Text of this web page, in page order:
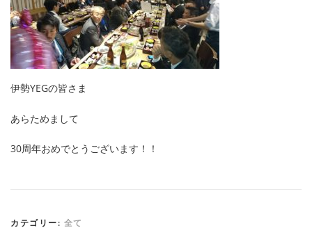
伊勢YEGの皆さま
あらためまして
30周年おめでとうございます！！
カテゴリー: 全て